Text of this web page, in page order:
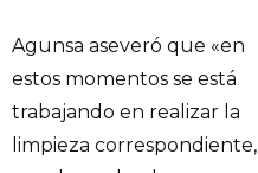
Agunsa aseveró que «en
estos momentos se está
trabajando en realizar la
limpieza correspondiente,